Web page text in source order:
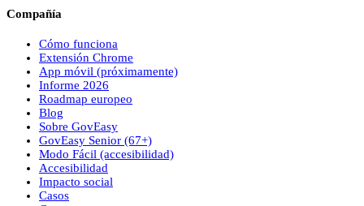
Compañía
Cómo funciona
Extensión Chrome
App móvil (próximamente)
Informe 2026
Roadmap europeo
Blog
Sobre GovEasy
GovEasy Senior (67+)
Modo Fácil (accesibilidad)
Accesibilidad
Impacto social
Casos